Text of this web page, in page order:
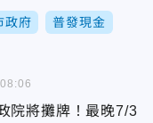
政府 普發現金
院將攤牌！最晚7/3